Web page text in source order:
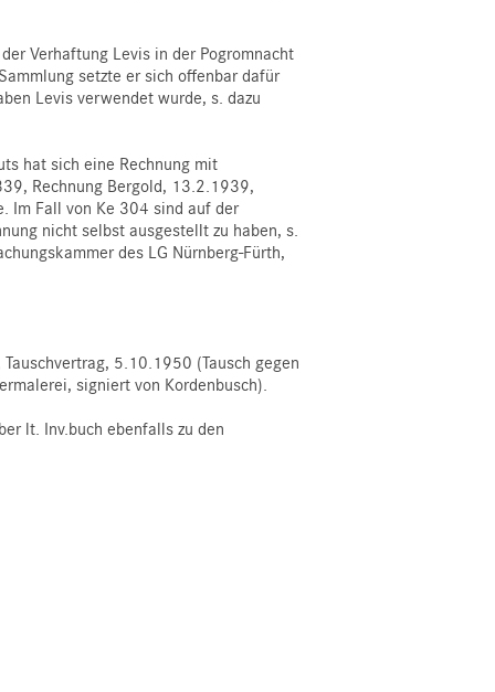
Verhaftung Levis in der Pogromnacht
setzte er sich offenbar dafür
Levis verwendet wurde, s. dazu
hat sich eine Rechnung mit
Rechnung Bergold, 13.2.1939,
Im Fall von Ke 304 sind auf der
nicht selbst ausgestellt zu haben, s.
des LG Nürnberg-Fürth,
5.10.1950 (Tausch gegen
signiert von Kordenbusch).
lt. Inv.buch ebenfalls zu den